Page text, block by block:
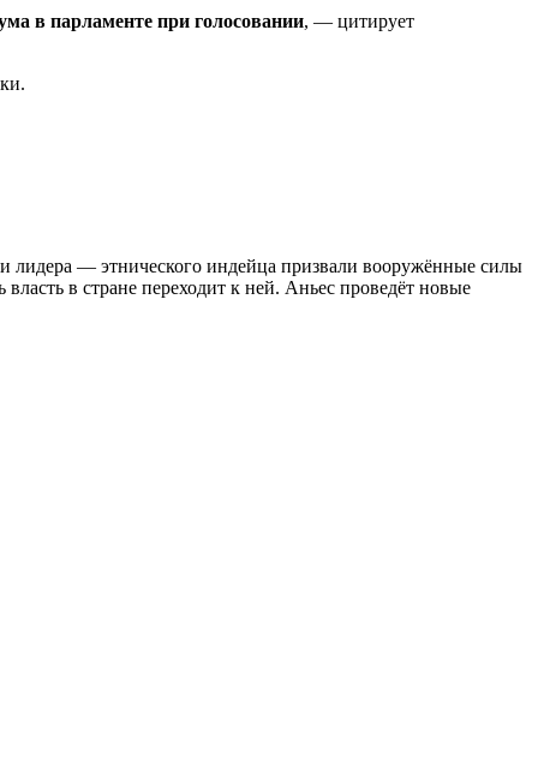
в парламенте при голосовании, — цитирует
лидера — этнического индейца призвали вооружённые силы
в стране переходит к ней. Аньес проведёт новые